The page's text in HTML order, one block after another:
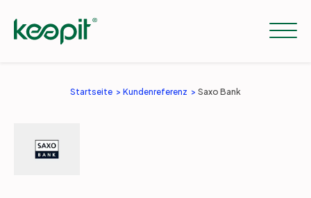
Startseite Kundenreferenz Saxo Bank